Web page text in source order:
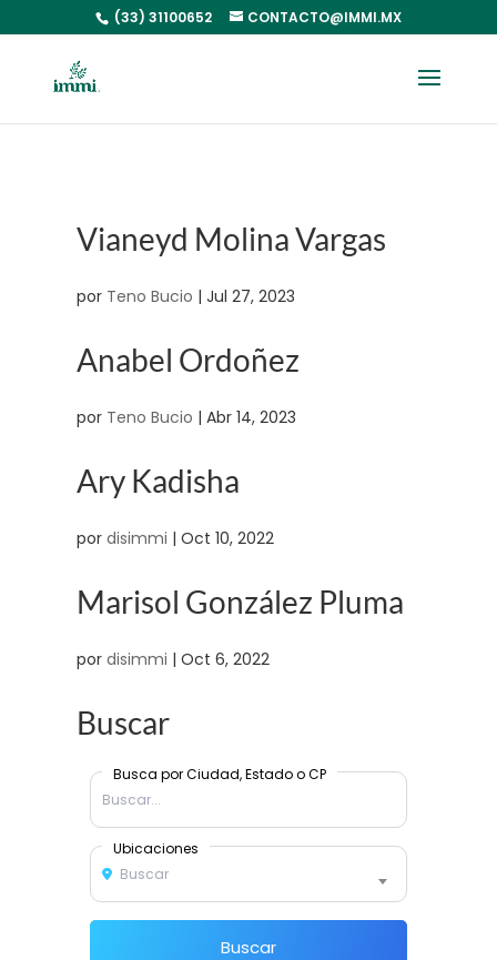
(33) 31100652 CONTACTO@IMMI.MX
Vianeyd Molina Vargas
por Teno Bucio | Jul 27, 2023
Anabel Ordoñez
por Teno Bucio | Abr 14, 2023
Ary Kadisha
por disimmi | Oct 10, 2022
Marisol González Pluma
por disimmi | Oct 6, 2022
Buscar
Busca por Ciudad, Estado o CP
Ubicaciones
Buscar
Buscar